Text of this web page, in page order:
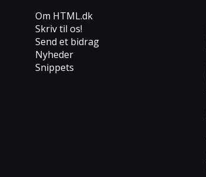
Om HTML.dk
Skriv til os!
Send et bidrag
Nyheder
Snippets